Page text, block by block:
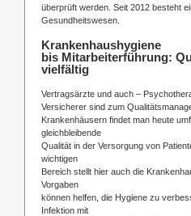
überprüft werden. Seit 2012 besteht
Gesundheitswesen.
Krankenhaushygiene
bis Mitarbeiterführung:
vielfältig
Vertragsärzte und auch –
Versicherer sind zum
Krankenhäusern findet man heute
gleichbleibende
Qualität in der Versorgung von
wichtigen
Bereich stellt hier auch die
Vorgaben
können helfen, die Hygiene zu
Infektion mit